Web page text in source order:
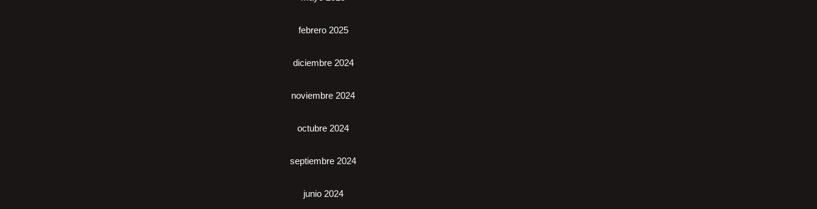
febrero 2025
diciembre 2024
noviembre 2024
octubre 2024
septiembre 2024
junio 2024